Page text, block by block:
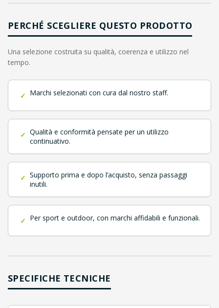
PERCHÉ SCEGLIERE QUESTO PRODOTTO
Una selezione costruita su qualità, coerenza e utilizzo nel
tempo.
✓ Marchi selezionati con cura dal nostro staff.
✓ Qualità e conformità pensate per un utilizzo
continuativo.
✓ Supporto prima e dopo l’acquisto, senza passaggi
inutili.
✓ Per sport e outdoor, con marchi affidabili e funzionali.
SPECIFICHE TECNICHE